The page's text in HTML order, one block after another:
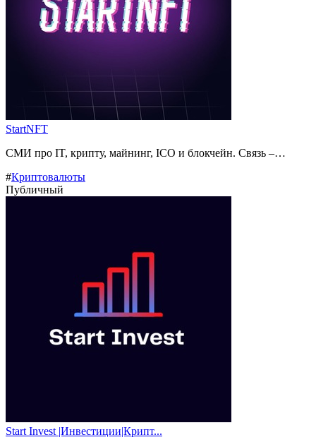
StartNFT
СМИ про IT, крипту, майнинг, ICO и блокчейн. Связь –…
#Криптовалюты
Публичный
Start Invest |Инвестиции|Крипт...